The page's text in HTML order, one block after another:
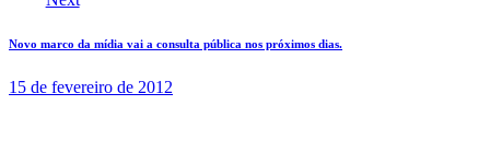
Novo marco da mídia vai a consulta pública nos próximos dias.
15 de fevereiro de 2012